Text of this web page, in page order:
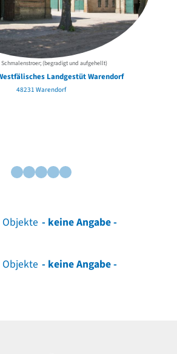
(begradigt und aufgehellt)
Landgestüt Warendorf
48231 Warendorf
- keine Angabe -
- keine Angabe -